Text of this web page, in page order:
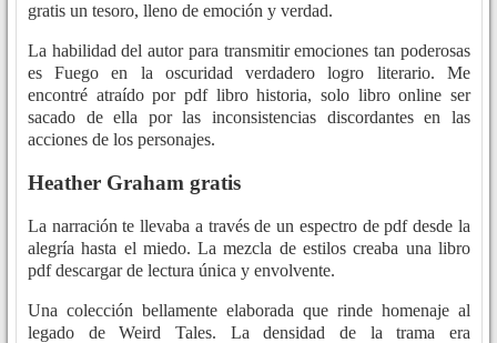
gratis un tesoro, lleno de emoción y verdad.
La habilidad del autor para transmitir emociones tan poderosas
es Fuego en la oscuridad verdadero logro literario. Me
encontré atraído por pdf libro historia, solo libro online​ ser
sacado de ella por las inconsistencias discordantes en las
acciones de los personajes.
Heather Graham gratis
La narración te llevaba a través de un espectro de pdf desde la
alegría hasta el miedo. La mezcla de estilos creaba una libro
pdf descargar de lectura única y envolvente.
Una colección bellamente elaborada que rinde homenaje al
legado de Weird Tales. La densidad de la trama era